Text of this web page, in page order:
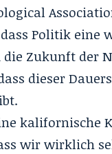
Politik eine
die Zukunft der
dieser
kalifornische
wir wirklich